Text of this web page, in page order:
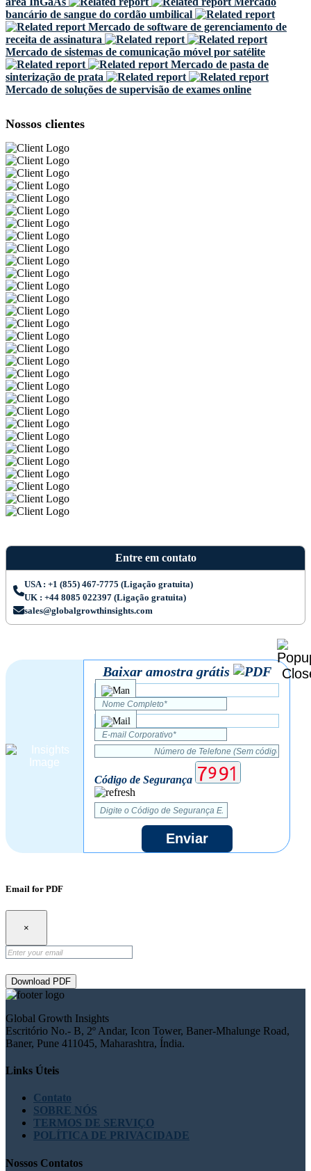
bancário de sangue do cordão umbilical
Mercado de software de gerenciamento de
receita de assinatura
Mercado de sistemas de comunicação móvel por satélite
Mercado de pasta de
sinterização de prata
Mercado de soluções de supervisão de exames online
Nossos clientes
Entre em contato
USA : +1 (855) 467-7775 (Ligação gratuita)
UK : +44 8085 022397 (Ligação gratuita)
sales@globalgrowthinsights.com
Baixar amostra grátis
Código de Segurança
Enviar
Email for PDF
×
Download PDF
Global Growth Insights
Escritório No.- B, 2º Andar, Icon Tower, Baner-Mhalunge Road,
Baner, Pune 411045, Maharashtra, Índia.
Links Úteis
Contato
SOBRE NÓS
TERMOS DE SERVIÇO
POLÍTICA DE PRIVACIDADE
Nossos Contatos